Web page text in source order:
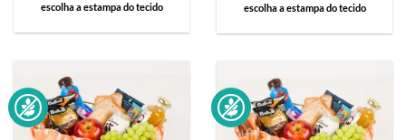
escolha a estampa do tecido escolha a estampa do tecido